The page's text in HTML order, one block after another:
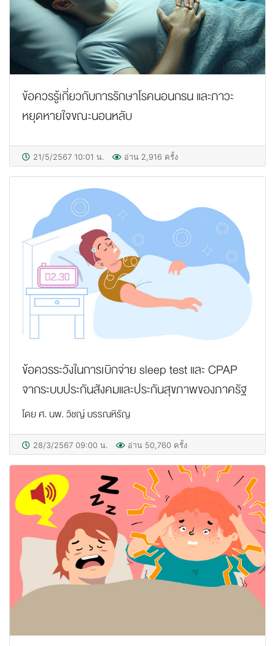
ข้อควรรู้เกี่ยวกับการรักษาโรคนอนกรน และภาวะ
หยุดหายใจขณะนอนหลับ
21/5/2567 10:01 น. อ่าน 2,916 ครั้ง
ข้อควรระวังในการเบิกจ่าย sleep test และ CPAP
จากระบบประกันสังคมและประกันสุขภาพของภาครัฐ
โดย ศ. นพ. วิชญ์ บรรณหิรัญ
28/3/2567 09:00 น. อ่าน 50,760 ครั้ง